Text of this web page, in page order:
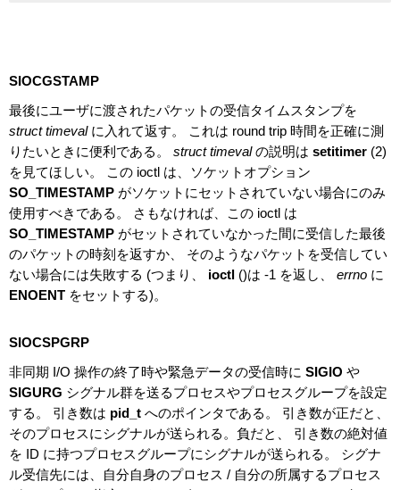
SIOCGSTAMP
最後にユーザに渡されたパケットの受信タイムスタンプを
struct timevalに入れて返す。 これは round trip 時間を正確に測
りたいときに便利である。 struct timevalの説明は setitimer (2)
を見てほしい。 この ioctl は、ソケットオプション
SO_TIMESTAMP がソケットにセットされていない場合にのみ
使用すべきである。 さもなければ、この ioctl は
SO_TIMESTAMP がセットされていなかった間に受信した最後
のパケットの時刻を返すか、 そのようなパケットを受信してい
ない場合には失敗する (つまり、 ioctl ()は -1 を返し、 errno に
ENOENT をセットする)。
SIOCSPGRP
非同期 I/O 操作の終了時や緊急データの受信時に SIGIO や
SIGURG シグナル群を送るプロセスやプロセスグループを設定
する。 引き数は pid_t へのポインタである。 引き数が正だと、
そのプロセスにシグナルが送られる。負だと、 引き数の絶対値
を ID に持つプロセスグループにシグナルが送られる。 シグナ
ル受信先には、自分自身のプロセス / 自分の所属するプロセス